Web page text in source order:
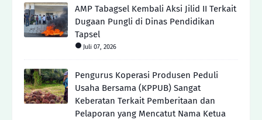
AMP Tabagsel Kembali Aksi Jilid II Terkait
Dugaan Pungli di Dinas Pendidikan
Tapsel
Juli 07, 2026
Pengurus Koperasi Produsen Peduli
Usaha Bersama (KPPUB) Sangat
Keberatan Terkait Pemberitaan dan
Pelaporan yang Mencatut Nama Ketua